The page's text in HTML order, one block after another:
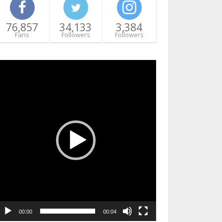
76,857
Fans
34,133
Followers
3,384
Followers
00:00 00:04